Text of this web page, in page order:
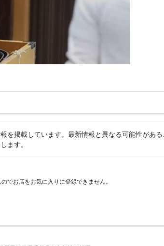
を掲載しています。最新情報と異なる可能性があ
ます。
でお店をお気に入りに登録できません。